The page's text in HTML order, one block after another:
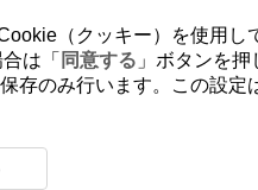
（クッキー）を使用し
は「 同意する 」ボタンを押
存のみ行います。この設定